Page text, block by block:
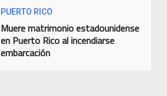
PUERTO RICO
Muere matrimonio estadounidense
en Puerto Rico al incendiarse
embarcación